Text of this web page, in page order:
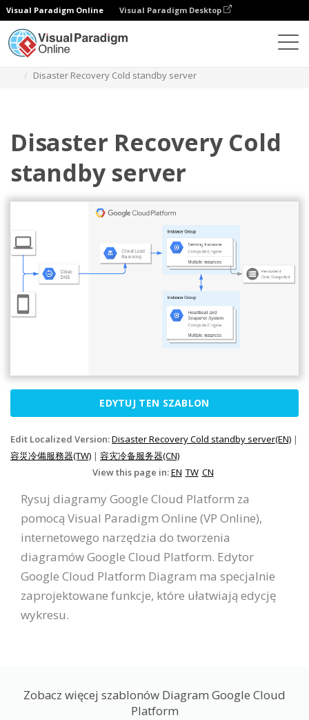
Visual Paradigm Online Visual Paradigm Desktop
Disaster Recovery Cold standby server
Disaster Recovery Cold
standby server
EDYTUJ TEN SZABLON
Edit Localized Version:Disaster Recovery Cold standby server(EN) |
容災冷備服務器(TW) | 容灾冷备服务器(CN)
View this page in:EN TW CN
Rysuj diagramy Google Cloud Platform za
pomocą Visual Paradigm Online (VP Online),
internetowego narzędzia do tworzenia
diagramów Google Cloud Platform. Edytor
Google Cloud Platform Diagram ma specjalnie
zaprojektowane funkcje, które ułatwiają edycję
wykresu.
Zobacz więcej szablonów Diagram Google Cloud
Platform